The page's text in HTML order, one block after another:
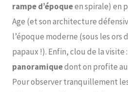
rampe d’époqueen spirale) en
Age (et son architecture
l’époque moderne (sous les ors
papaux !). Enfin, clou de la visite :
panoramiquedont on profite
Pour observer tranquillement